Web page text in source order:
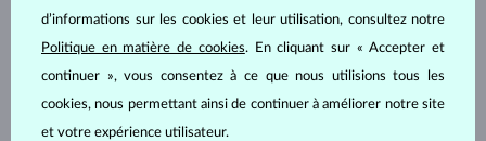
127 €
Forme
d’informations sur les cookies et leur utilisation, consultez notre
Politique en matière de cookies. En cliquant sur « Accepter et
continuer », vous consentez à ce que nous utilisions tous les
cookies, nous permettant ainsi de continuer à améliorer notre site
et votre expérience utilisateur.